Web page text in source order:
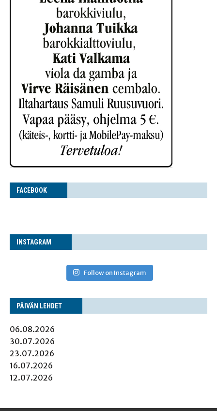
FACE­BOOK
INS­TA­GRAM
Follow on Instagram
PÄI­VÄN LEHDET
06.08.2026
30.07.2026
23.07.2026
16.07.2026
12.07.2026